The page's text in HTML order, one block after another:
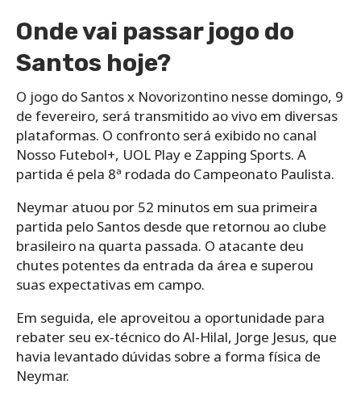
Onde vai passar jogo do
Santos hoje?
O jogo do Santos x Novorizontino nesse domingo, 9
de fevereiro, será transmitido ao vivo em diversas
plataformas. O confronto será exibido no canal
Nosso Futebol+, UOL Play e Zapping Sports. A
partida é pela 8ª rodada do Campeonato Paulista.
Neymar atuou por 52 minutos em sua primeira
partida pelo Santos desde que retornou ao clube
brasileiro na quarta passada. O atacante deu
chutes potentes da entrada da área e superou
suas expectativas em campo.
Em seguida, ele aproveitou a oportunidade para
rebater seu ex-técnico do Al-Hilal, Jorge Jesus, que
havia levantado dúvidas sobre a forma física de
Neymar.